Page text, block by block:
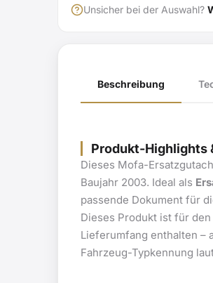
Unsicher bei der Auswahl?
Beschreibung
Produkt-Highlights
Dieses Mofa-
Baujahr 2003. Ideal als
passende Dokument für
Dieses Produkt ist für
Lieferumfang enthalten –
Fahrzeug-Typkennung